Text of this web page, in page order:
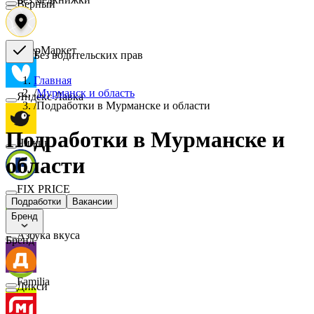
Верный
СберМаркет
Яндекс Лавка
Чижик
FIX PRICE
Азбука вкуса
Familia
Без водительских прав
Главная
/Мурманск и область
/Подработки в Мурманске и области
Подработки в Мурманске и
области
Подработки
Вакансии
Бренд
Бренд
Дикси